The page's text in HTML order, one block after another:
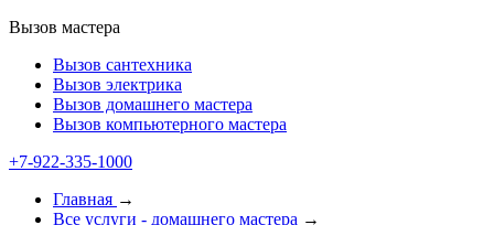
Вызов мастера
Вызов сантехника
Вызов электрика
Вызов домашнего мастера
Вызов компьютерного мастера
+7-922-335-1000
Главная →
Все услуги - домашнего мастера →